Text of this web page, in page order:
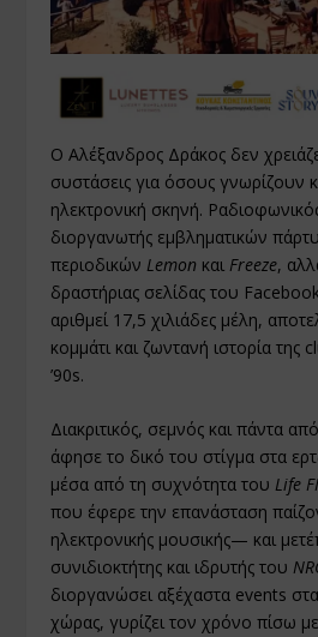
Ο Αλέξανδρος Δράκος δεν
συστάσεις για όσους γνωρίζουν
ηλεκτρονική σκηνή.
διοργανωτής εμβληματικών
περιοδικών Lemon και Freeze,
δραστήριας σελίδας του Facebook
αριθμεί 17,5 χιλιάδες μέλη,
κομμάτι και ζωντανή ιστορία της
’90s.
Διακριτικός, σεμνός και πάντα
άφησε το δικό του στίγμα στα
μέσα από τη συχνότητα του Life
που έφερε την επανάσταση
ηλεκτρονικής μουσικής— και
συνιδιοκτήτης και ιδρυτής του
διοργανώσει αξέχαστα events
χώρας, γυρίζει τον χρόνο πίσω